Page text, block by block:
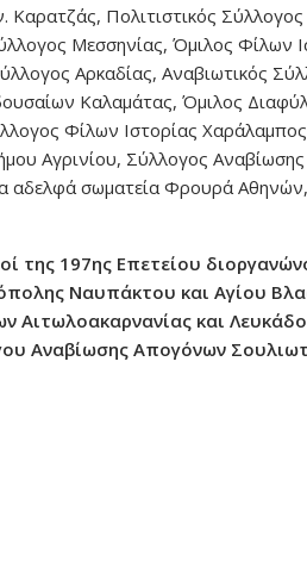
Καρατζάς, Πολιτιστικός
Μεσσηνίας, Όμιλος Φίλων
Αρκαδίας, Αναβιωτικός
Καλαμάτας, Όμιλος
Φίλων Ιστορίας
Αγρινίου, Σύλλογος
αδελφά σωματεία Φρουρά
της 197ης Επετείου
Ναυπάκτου και Αγίου
Αιτωλοακαρνανίας και
Αναβίωσης Απογόνων